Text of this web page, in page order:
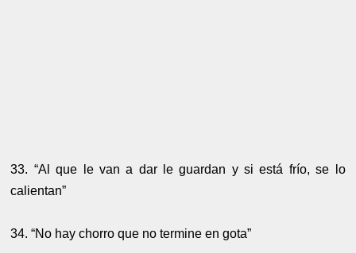
33. “Al que le van a dar le guardan y si está frío, se lo
calientan”
34. “No hay chorro que no termine en gota”